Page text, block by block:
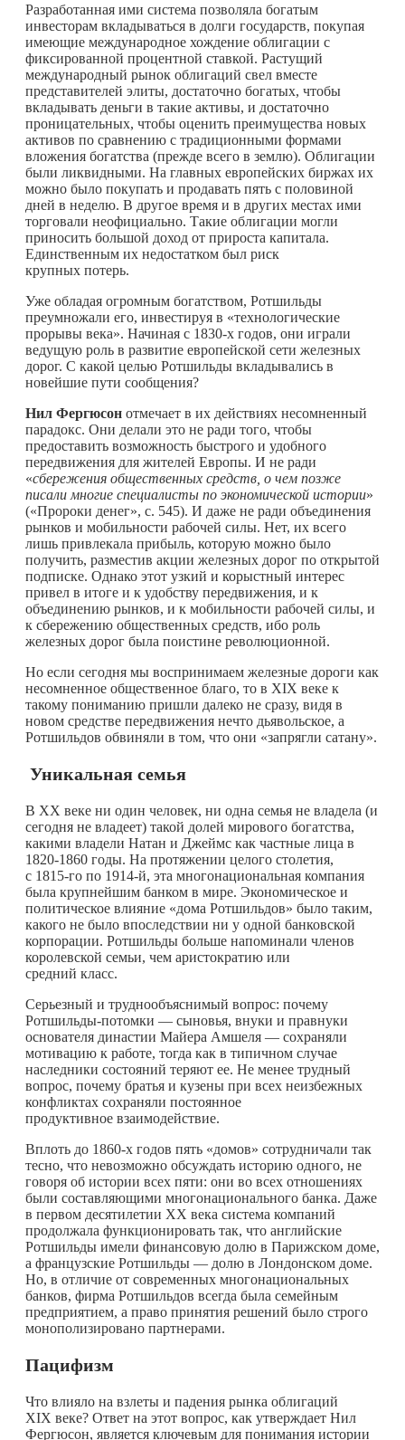
Разработанная ими система позволяла богатым
инвесторам вкладываться в долги государств, покупая
имеющие международное хождение облигации с
фиксированной процентной ставкой. Растущий
международный рынок облигаций свел вместе
представителей элиты, достаточно богатых, чтобы
вкладывать деньги в такие активы, и достаточно
проницательных, чтобы оценить преимущества новых
активов по сравнению с традиционными формами
вложения богатства (прежде всего в землю). Облигации
были ликвидными. На главных европейских биржах их
можно было покупать и продавать пять с половиной
дней в неделю. В другое время и в других местах ими
торговали неофициально. Такие облигации могли
приносить большой доход от прироста капитала.
Единственным их недостатком был риск
крупных потерь.
Уже обладая огромным богатством, Ротшильды
преумножали его, инвестируя в «технологические
прорывы века». Начиная с 1830‑х годов, они играли
ведущую роль в развитие европейской сети железных
дорог. С какой целью Ротшильды вкладывались в
новейшие пути сообщения?
Нил Фергюсон отмечает в их действиях несомненный
парадокс. Они делали это не ради того, чтобы
предоставить возможность быстрого и удобного
передвижения для жителей Европы. И не ради
«сбережения общественных средств, о чем позже
писали многие специалисты по экономической истории»
(«Пророки денег», с. 545). И даже не ради объединения
рынков и мобильности рабочей силы. Нет, их всего
лишь привлекала прибыль, которую можно было
получить, разместив акции железных дорог по открытой
подписке. Однако этот узкий и корыстный интерес
привел в итоге и к удобству передвижения, и к
объединению рынков, и к мобильности рабочей силы, и
к сбережению общественных средств, ибо роль
железных дорог была поистине революционной.
Но если сегодня мы воспринимаем железные дороги как
несомненное общественное благо, то в XIX веке к
такому пониманию пришли далеко не сразу, видя в
новом средстве передвижения нечто дьявольское, а
Ротшильдов обвиняли в том, что они «запрягли сатану».
Уникальная семья
В ХХ веке ни один человек, ни одна семья не владела (и
сегодня не владеет) такой долей мирового богатства,
какими владели Натан и Джеймс как частные лица в
1820‑1860 годы. На протяжении целого столетия,
с 1815-го по 1914-й, эта многонациональная компания
была крупнейшим банком в мире. Экономическое и
политическое влияние «дома Ротшильдов» было таким,
какого не было впоследствии ни у одной банковской
корпорации. Ротшильды больше напоминали членов
королевской семьи, чем аристократию или
средний класс.
Серьезный и труднообъяснимый вопрос: почему
Ротшильды-потомки — сыновья, внуки и правнуки
основателя династии Майера Амшеля — сохраняли
мотивацию к работе, тогда как в типичном случае
наследники состояний теряют ее. Не менее трудный
вопрос, почему братья и кузены при всех неизбежных
конфликтах сохраняли постоянное
продуктивное взаимодействие.
Вплоть до 1860-х годов пять «домов» сотрудничали так
тесно, что невозможно обсуждать историю одного, не
говоря об истории всех пяти: они во всех отношениях
были составляющими многонационального банка. Даже
в первом десятилетии XX века система компаний
продолжала функционировать так, что английские
Ротшильды имели финансовую долю в Парижском доме,
а французские Ротшильды — долю в Лондонском доме.
Но, в отличие от современных многонациональных
банков, фирма Ротшильдов всегда была семейным
предприятием, а право принятия решений было строго
монополизировано партнерами.
Пацифизм
Что влияло на взлеты и падения рынка облигаций
XIX веке? Ответ на этот вопрос, как утверждает Нил
Фергюсон, является ключевым для понимания истории